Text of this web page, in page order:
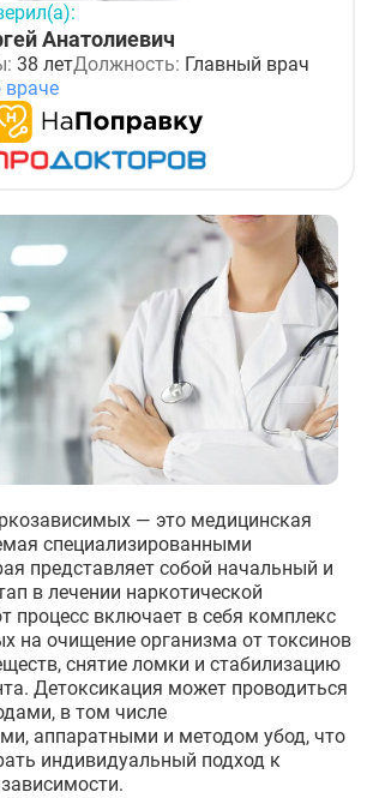
Анатолиевич
38 летДолжность: Главный врач
враче
— это медицинская
специализированными
представляет собой начальный и
в лечении наркотической
процесс включает в себя комплекс
на очищение организма от токсинов
снятие ломки и стабилизацию
Детоксикация может проводиться
в том числе
аппаратными и методом убод, что
индивидуальный подход к